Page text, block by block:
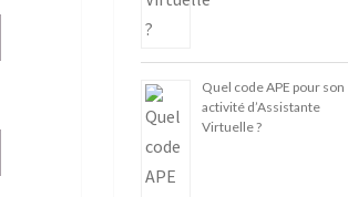
Quel code APE pour son
activité d’Assistante
Virtuelle ?